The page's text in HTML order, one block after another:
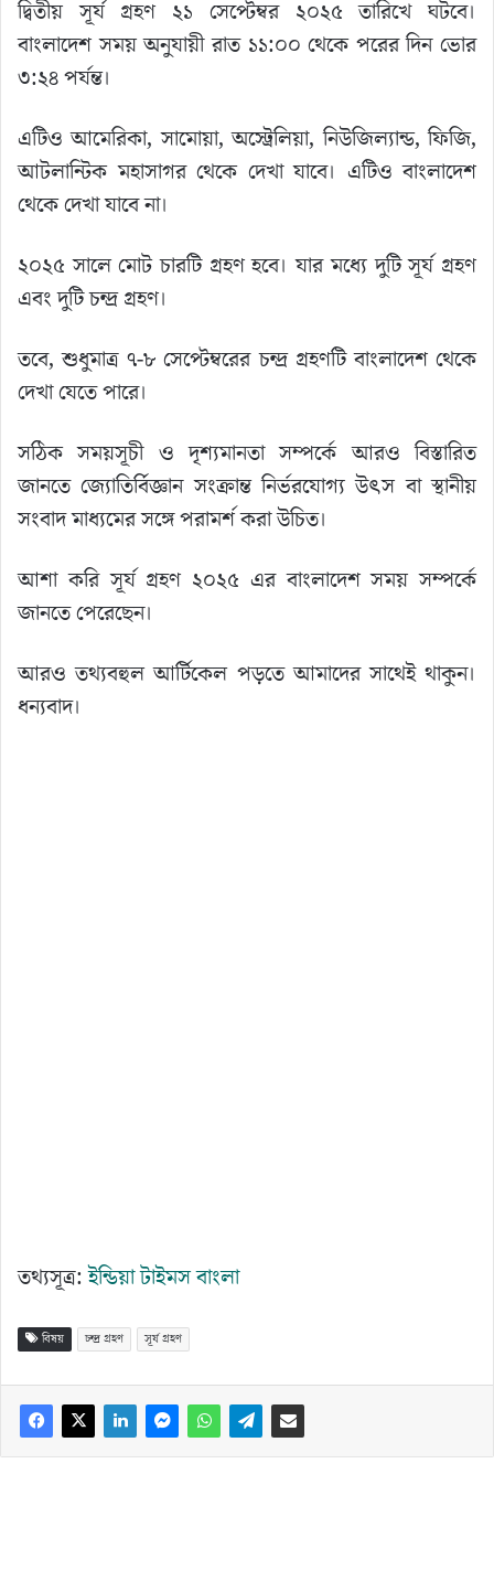
দ্বিতীয় সূর্য গ্রহণ ২১ সেপ্টেম্বর ২০২৫ তারিখে ঘটবে।
বাংলাদেশ সময় অনুযায়ী রাত ১১:০০ থেকে পরের দিন ভোর
৩:২৪ পর্যন্ত।
এটিও আমেরিকা, সামোয়া, অস্ট্রেলিয়া, নিউজিল্যান্ড, ফিজি,
আটলান্টিক মহাসাগর থেকে দেখা যাবে। এটিও বাংলাদেশ
থেকে দেখা যাবে না।
২০২৫ সালে মোট চারটি গ্রহণ হবে। যার মধ্যে দুটি সূর্য গ্রহণ
এবং দুটি চন্দ্র গ্রহণ।
তবে, শুধুমাত্র ৭-৮ সেপ্টেম্বরের চন্দ্র গ্রহণটি বাংলাদেশ থেকে
দেখা যেতে পারে।
সঠিক সময়সূচী ও দৃশ্যমানতা সম্পর্কে আরও বিস্তারিত
জানতে জ্যোতির্বিজ্ঞান সংক্রান্ত নির্ভরযোগ্য উৎস বা স্থানীয়
সংবাদ মাধ্যমের সঙ্গে পরামর্শ করা উচিত।
আশা করি সূর্য গ্রহণ ২০২৫ এর বাংলাদেশ সময় সম্পর্কে
জানতে পেরেছেন।
আরও তথ্যবহুল আর্টিকেল পড়তে আমাদের সাথেই থাকুন।
ধন্যবাদ।
তথ্যসূত্র:ইন্ডিয়া টাইমস বাংলা
বিষয় চন্দ্র গ্রহণ সূর্য গ্রহণ